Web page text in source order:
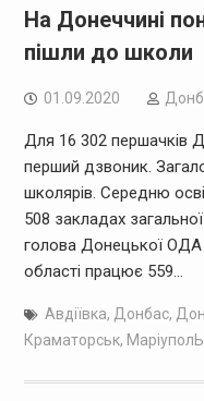
На Донеччині
пішли до школи
01.09.2020
Для 16 302 першачків
перший дзвоник.
школярів. Середню
508 закладах
голова Донецької ОДА
області працює 559…
Авдіївка, Донбас,
Краматорськ, МаріуполЬ